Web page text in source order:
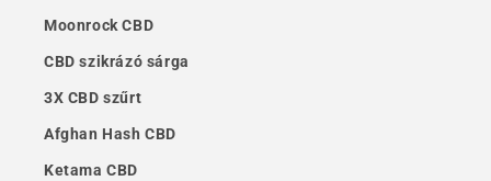
Moonrock CBD
CBD szikrázó sárga
3X CBD szűrt
Afghan Hash CBD
Ketama CBD